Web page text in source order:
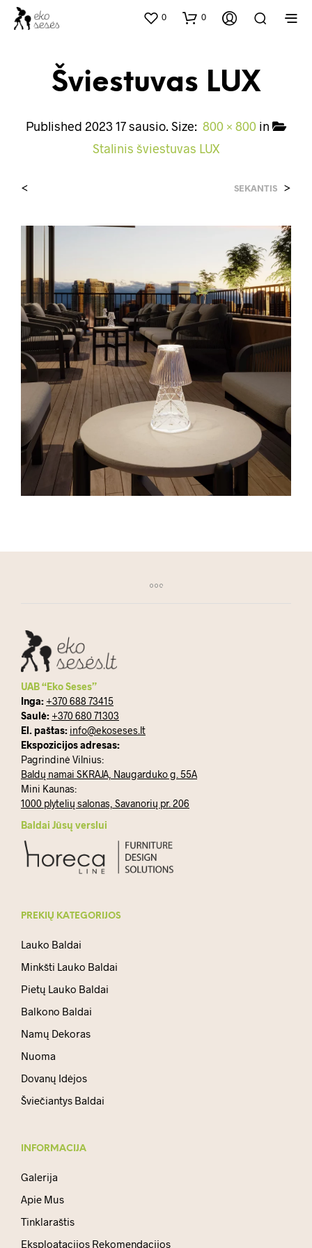
0 0
Šviestuvas LUX
Published 2023 17 sausio. Size: 800 × 800 in
Stalinis šviestuvas LUX
< SEKANTIS >
UAB “Eko Seses”
Inga: +370 688 73415
Saulė: +370 680 71303
El. paštas: info@ekoseses.lt
Ekspozicijos adresas:
Pagrindinė Vilnius:
Baldų namai SKRAJA, Naugarduko g. 55A
Mini Kaunas:
1000 plytelių salonas, Savanorių pr. 206
Baldai Jūsų verslui
PREKIŲ KATEGORIJOS
Lauko Baldai
Minkšti Lauko Baldai
Pietų Lauko Baldai
Balkono Baldai
Namų Dekoras
Nuoma
Dovanų Idėjos
Šviečiantys Baldai
INFORMACIJA
Galerija
Apie Mus
Tinklaraštis
Eksploatacijos Rekomendacijos